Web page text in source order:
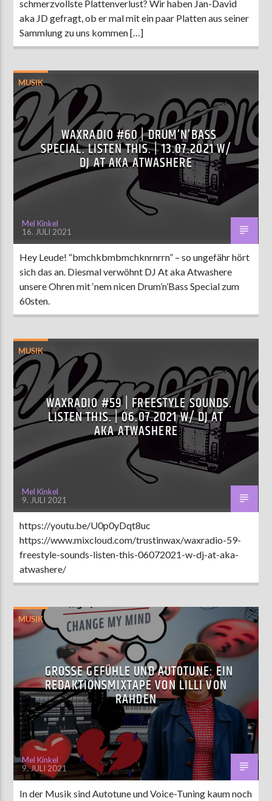
schmerzvollste Plattenverlust? Wir haben Jan-David
aka JD gefragt, ob er mal mit ein paar Platten aus seiner
Sammlung zu uns kommen […]
MUSIK
WAXRADIO #60 | DRUM’N’BASS
SPECIAL. LISTEN THIS. | 13.07.2021 W/
DJ AT AKA ATWASHERE
Mel Kinkel
16. JULI 2021
Hey Leude! “bmchkbmbmchknrnrrn” – so ungefähr hört
sich das an. Diesmal verwöhnt DJ At aka Atwashere
unsere Ohren mit ‘nem nicen Drum’n’Bass Special zum
60sten.
MUSIK
WAXRADIO #59 | FREESTYLE SOUNDS.
LISTEN THIS. | 06.07.2021 W/ DJ AT
AKA ATWASHERE
Mel Kinkel
9. JULI 2021
https://youtu.be/U0p0yDqt8uc
https://www.mixcloud.com/trustinwax/waxradio-59-
freestyle-sounds-listen-this-06072021-w-dj-at-aka-
atwashere/
MUSIK
GROSSE GEFÜHLE UND AUTOTUNE: EIN R
EDAKTIONSMIXTAPE VON LILLI VON R
AHDEN
Mel Kinkel
9. JULI 2021
In der Musik sind Autotune und Voice-Tuning kaum noch